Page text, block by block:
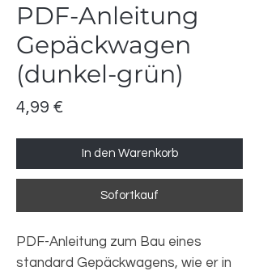
PDF-Anleitung
Gepäckwagen
(dunkel-grün)
4,99 €
In den Warenkorb
Sofortkauf
PDF-Anleitung zum Bau eines
standard Gepäckwagens, wie er in